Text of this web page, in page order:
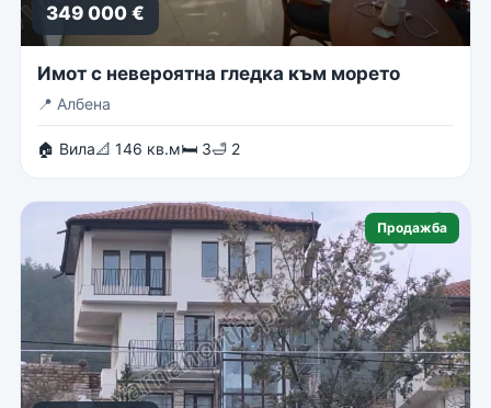
349 000 €
Имот с невероятна гледка към морето
📍 Албена
🏠 Вила📐 146 кв.м🛏 3🛁 2
Продажба